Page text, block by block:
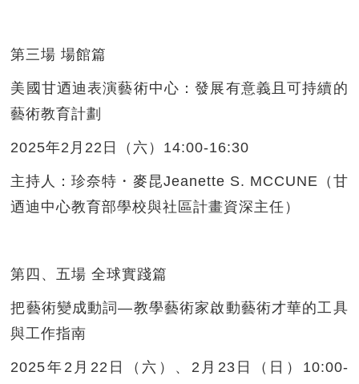
第三場 場館篇
美國甘迺迪表演藝術中心：發展有意義且可持續的
藝術教育計劃
2025年2月22日（六）14:00-16:30
主持人：珍奈特・麥昆Jeanette S. MCCUNE（甘
迺迪中心教育部學校與社區計畫資深主任）
第四、五場 全球實踐篇
把藝術變成動詞—教學藝術家啟動藝術才華的工具
與工作指南
2025年2月22日（六）、2月23日（日）10:00-